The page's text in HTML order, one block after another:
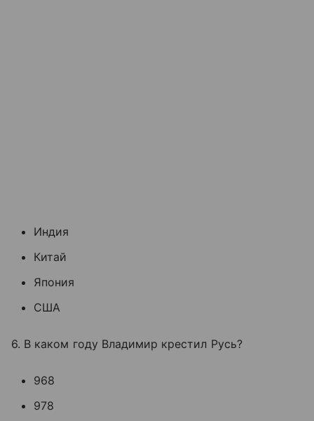
Индия
Китай
Япония
США
6. В каком году Владимир крестил Русь?
968
978